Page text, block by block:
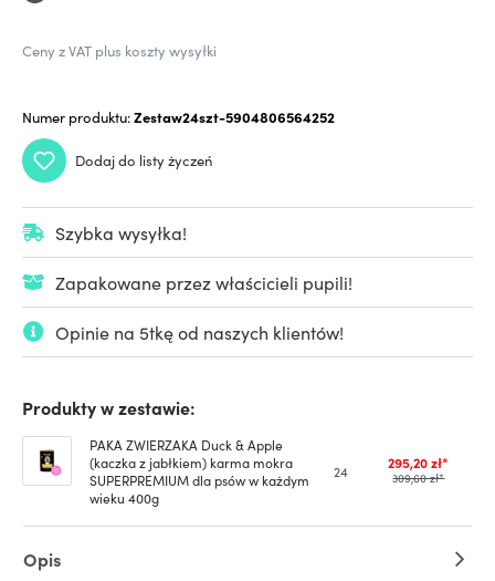
Ceny z VAT plus koszty wysyłki
Numer produktu:Zestaw24szt-5904806564252
Dodaj do listy życzeń
Szybka wysyłka!
Zapakowane przez właścicieli pupili!
Opinie na 5tkę od naszych klientów!
Produkty w zestawie:
PAKA ZWIERZAKA Duck & Apple
(kaczka z jabłkiem) karma mokra
SUPERPREMIUM dla psów w każdym
wieku 400g
24 295,20 zł*
309,60 zł*
Opis